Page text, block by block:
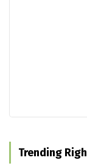
Trending